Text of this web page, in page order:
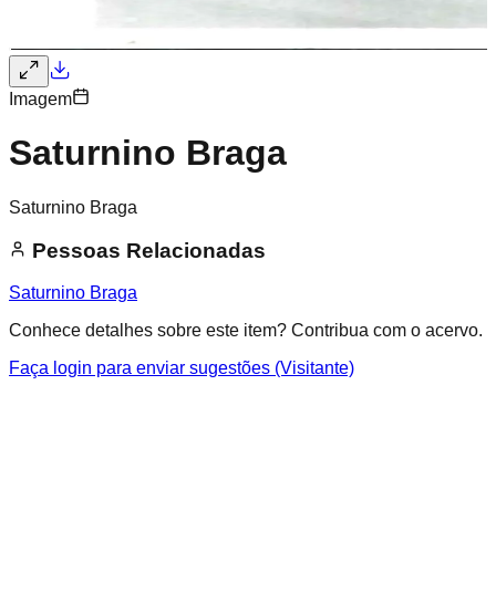
Imagem
Saturnino Braga
Saturnino Braga
Pessoas Relacionadas
Saturnino Braga
Conhece detalhes sobre este item? Contribua com o acervo.
Faça login para enviar sugestões (Visitante)